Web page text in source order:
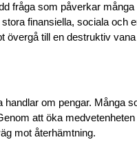
fråga som påverkar
finansiella, sociala och
övergå till en destruktiv
om pengar. Många
att öka
mot återhämtning.